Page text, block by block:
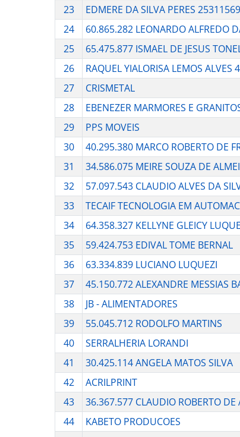
23
EDMERE DA SILVA PERES
24
60.865.282 LEONARDO ALFREDO
25
65.475.877 ISMAEL DE JESUS
26
RAQUEL YIALORISA LEMOS
27
CRISMETAL
28
EBENEZER MARMORES E
29
PPS MOVEIS
30
40.295.380 MARCO ROBERTO DE
31
34.586.075 MEIRE SOUZA DE
32
57.097.543 CLAUDIO ALVES DA
33
TECAIF TECNOLOGIA EM
34
64.358.327 KELLYNE GLEICY
35
59.424.753 EDIVAL TOME BERNAL
36
63.334.839 LUCIANO LUQUEZI
37
45.150.772 ALEXANDRE MESSIAS
38
JB - ALIMENTADORES
39
55.045.712 RODOLFO MARTINS
40
SERRALHERIA LORANDI
41
30.425.114 ANGELA MATOS SILVA
42
ACRILPRINT
43
36.367.577 CLAUDIO ROBERTO DE
44
KABETO PRODUCOES